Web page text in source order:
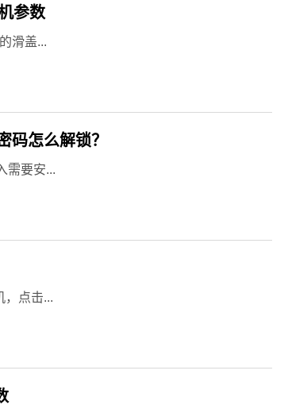
参数
滑盖...
码怎么解锁？
需要安...
，点击...